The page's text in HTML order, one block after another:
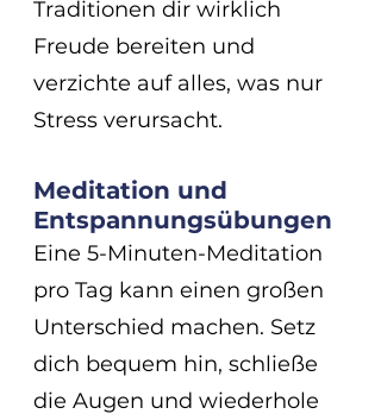
Traditionen dir wirklich
Freude bereiten und
verzichte auf alles, was nur
Stress verursacht.
Meditation und
Entspannungsübungen
Eine 5-Minuten-Meditation
pro Tag kann einen großen
Unterschied machen. Setz
dich bequem hin, schließe
die Augen und wiederhole